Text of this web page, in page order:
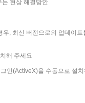
는 현상 해결방안
, 최신 버전으로의 업데이
해 주세요
인(ActiveX)을 수동으로 설